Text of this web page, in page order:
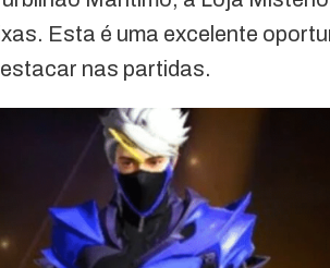
Esta é uma excelente
nas partidas.